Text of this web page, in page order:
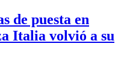
de puesta en
Italia volvió a su